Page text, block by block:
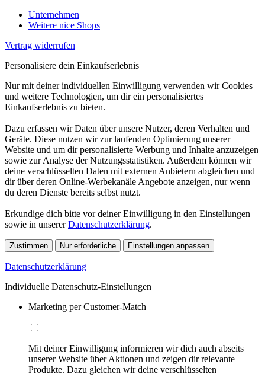
Unternehmen
Weitere nice Shops
Vertrag widerrufen
Personalisiere dein Einkaufserlebnis
Nur mit deiner individuellen Einwilligung verwenden wir Cookies
und weitere Technologien, um dir ein personalisiertes
Einkaufserlebnis zu bieten.
Dazu erfassen wir Daten über unsere Nutzer, deren Verhalten und
Geräte. Diese nutzen wir zur laufenden Optimierung unserer
Website und um dir personalisierte Werbung und Inhalte anzuzeigen
sowie zur Analyse der Nutzungsstatistiken. Außerdem können wir
deine verschlüsselten Daten mit externen Anbietern abgleichen und
dir über deren Online-Werbekanäle Angebote anzeigen, nur wenn
du deren Dienste bereits selbst nutzt.
Erkundige dich bitte vor deiner Einwilligung in den Einstellungen
sowie in unsererDatenschutzerklärung.
Zustimmen Nur erforderliche Einstellungen anpassen
Datenschutzerklärung
Individuelle Datenschutz-Einstellungen
Marketing per Customer-Match
Mit deiner Einwilligung informieren wir dich auch abseits
unserer Website über Aktionen und zeigen dir relevante
Produkte. Dazu gleichen wir deine verschlüsselten